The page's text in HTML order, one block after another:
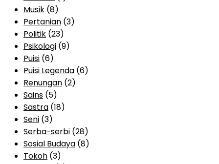
Musik (8)
Pertanian (3)
Politik (23)
Psikologi (9)
Puisi (6)
Puisi Legenda (6)
Renungan (2)
Sains (5)
Sastra (18)
Seni (3)
Serba-serbi (28)
Sosial Budaya (8)
Tokoh (3)